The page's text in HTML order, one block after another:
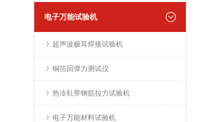
电子万能试验机
超声波极耳焊接试验机
铜箔回弹力测试仪
热冷轧带钢筋拉力试验机
电子万能材料试验机